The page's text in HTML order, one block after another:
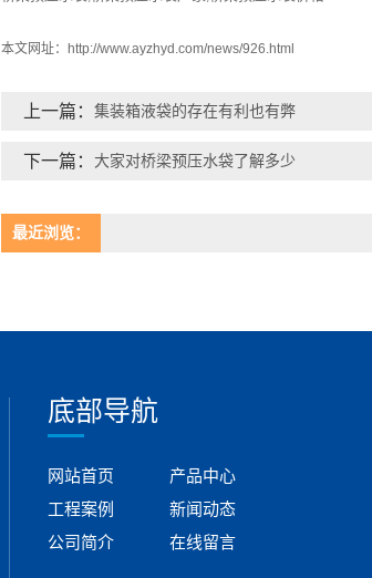
本文网址： http://www.ayzhyd.com/news/926.html
上一篇： 集装箱液袋的存在有利也有弊
下一篇： 大家对桥梁预压水袋了解多少
最近浏览：
底部导航
网站首页
产品中心
工程案例
新闻动态
公司简介
在线留言